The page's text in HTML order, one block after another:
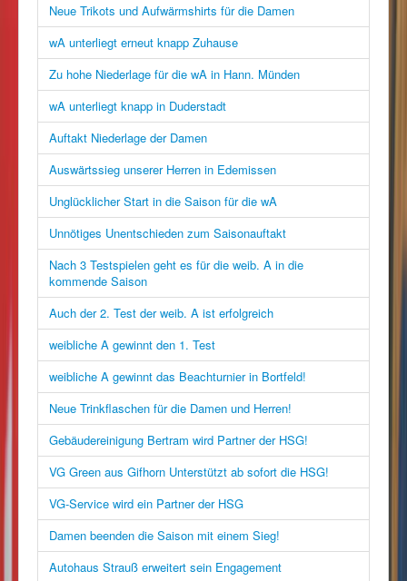
Neue Trikots und Aufwärmshirts für die Damen
wA unterliegt erneut knapp Zuhause
Zu hohe Niederlage für die wA in Hann. Münden
wA unterliegt knapp in Duderstadt
Auftakt Niederlage der Damen
Auswärtssieg unserer Herren in Edemissen
Unglücklicher Start in die Saison für die wA
Unnötiges Unentschieden zum Saisonauftakt
Nach 3 Testspielen geht es für die weib. A in die
kommende Saison
Auch der 2. Test der weib. A ist erfolgreich
weibliche A gewinnt den 1. Test
weibliche A gewinnt das Beachturnier in Bortfeld!
Neue Trinkflaschen für die Damen und Herren!
Gebäudereinigung Bertram wird Partner der HSG!
VG Green aus Gifhorn Unterstützt ab sofort die HSG!
VG-Service wird ein Partner der HSG
Damen beenden die Saison mit einem Sieg!
Autohaus Strauß erweitert sein Engagement